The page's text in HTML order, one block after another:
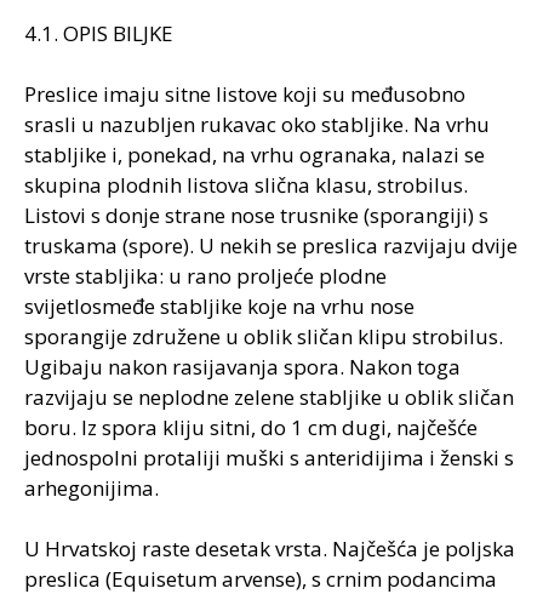
4.1. OPIS BILJKE
Preslice imaju sitne listove koji su međusobno
srasli u nazubljen rukavac oko stabljike. Na vrhu
stabljike i, ponekad, na vrhu ogranaka, nalazi se
skupina plodnih listova slična klasu, strobilus.
Listovi s donje strane nose trusnike (sporangiji) s
truskama (spore). U nekih se preslica razvijaju dvije
vrste stabljika: u rano proljeće plodne
svijetlosmeđe stabljike koje na vrhu nose
sporangije združene u oblik sličan klipu strobilus.
Ugibaju nakon rasijavanja spora. Nakon toga
razvijaju se neplodne zelene stabljike u oblik sličan
boru. Iz spora kliju sitni, do 1 cm dugi, najčešće
jednospolni protaliji muški s anteridijima i ženski s
arhegonijima.
U Hrvatskoj raste desetak vrsta. Najčešća je poljska
preslica (Equisetum arvense), s crnim podancima